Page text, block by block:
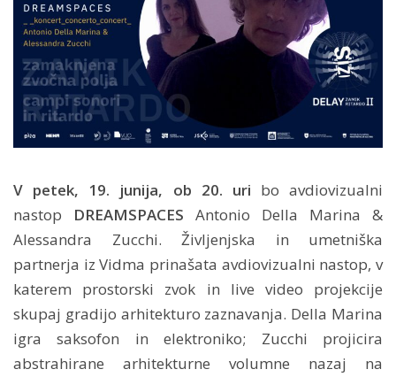
V petek, 19. junija, ob 20. uri bo avdiovizualni
nastop DREAMSPACES Antonio Della Marina &
Alessandra Zucchi. Življenjska in umetniška
partnerja iz Vidma prinašata avdiovizualni nastop, v
katerem prostorski zvok in live video projekcije
skupaj gradijo arhitekturo zaznavanja. Della Marina
igra saksofon in elektroniko; Zucchi projicira
abstrahirane arhitekturne volumne nazaj na